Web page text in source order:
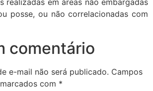
realizadas em áreas não embargadas
posse, ou não correlacionadas com
comentário
e-mail não será publicado. Campos
com *